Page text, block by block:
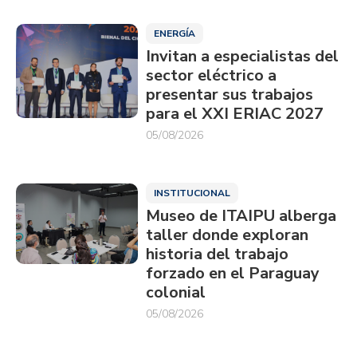
ENERGÍA
Invitan a especialistas del
sector eléctrico a
presentar sus trabajos
para el XXI ERIAC 2027
05/08/2026
INSTITUCIONAL
Museo de ITAIPU alberga
taller donde exploran
historia del trabajo
forzado en el Paraguay
colonial
05/08/2026